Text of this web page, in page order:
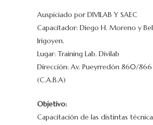
Auspiciado por DIVILAB Y SAEC
Capacitador: Diego H. Moreno y
Irigoyen.
Lugar: Training Lab. Divilab
Dirección: Av. Pueyrredón 860/866
(C.A.B.A)
Objetivo:
Capacitación de las distintas